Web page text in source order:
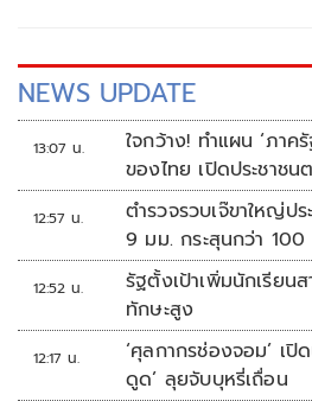
NEWS UPDATE
13:07 น.
ใจกว้าง! ทำแผน ‘ภาค
ของไทย เปิดประชาช
12:57 น.
ตำรวจรวบเจ๊ขาใหญ่ป
9 มม. กระสุนกว่า
12:52 น.
รัฐตั้งเป้าเพิ่มนักเรียน
ทักษะสูง
12:17 น.
‘ศุลกากรช่องจอม’ เปิ
ดูด’ ลุยจับบุหรี่เถื่อน